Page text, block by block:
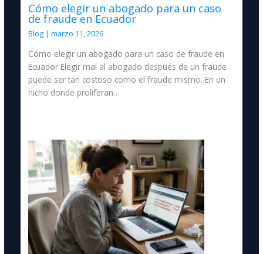
Cómo elegir un abogado para un caso
de fraude en Ecuador
Blog |marzo 11, 2026
Cómo elegir un abogado para un caso de fraude en
Ecuador Elegir mal al abogado después de un fraude
puede ser tan costoso como el fraude mismo. En un
nicho donde proliferan…